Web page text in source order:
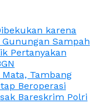
karena
Gunungan Sampah
Pertanyakan
Tambang
Beroperasi
Bareskrim Polri